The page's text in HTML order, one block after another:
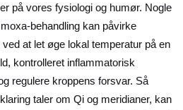
på vores fysiologi og humør. Nogle
behandling kan påvirke
at let øge lokal temperatur på en
kontrolleret inflammatorisk
regulere kroppens forsvar. Så
taler om Qi og meridianer, kan